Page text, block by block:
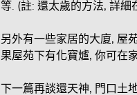
等. (註: 還太歲的方法, 詳細
另外有一些家居的大廈, 屋
果屋苑下有化寶爐, 你可在
下一篇再談還天神, 門口土